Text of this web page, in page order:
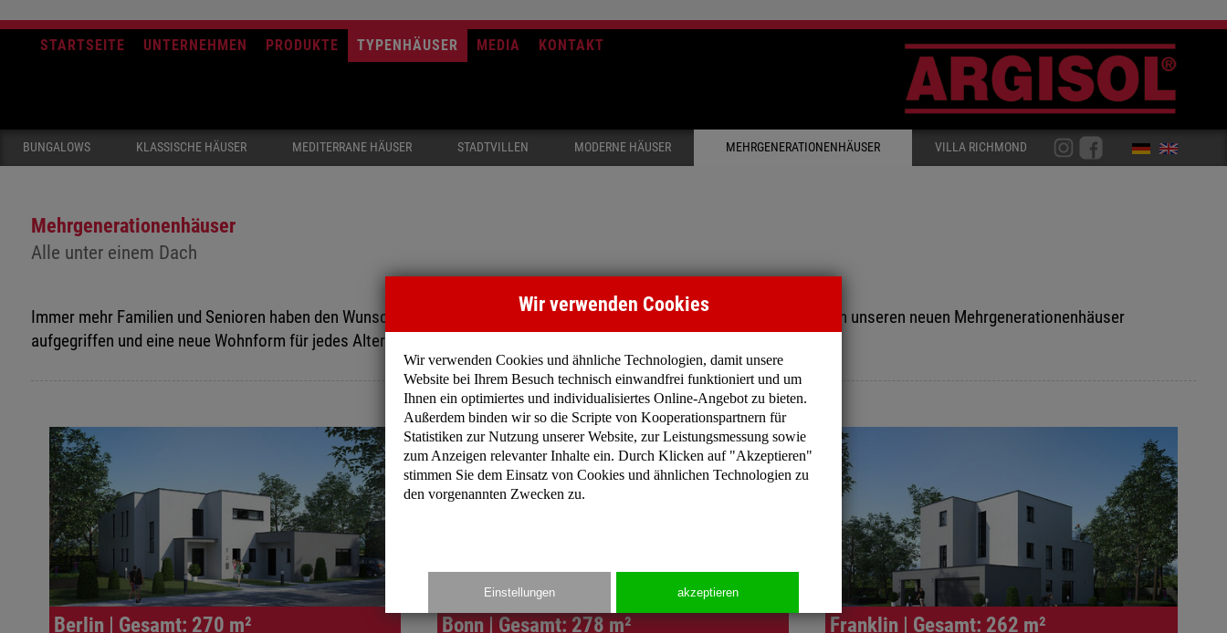
STARTSEITE UNTERNEHMEN PRODUKTE TYPENHÄUSER MEDIA KONTAKT
BUNGALOWS KLASSISCHE HÄUSER MEDITERRANE HÄUSER STADTVILLEN MODERNE HÄUSER MEHRGENERATIONENHÄUSER VILLA RICHMOND
Mehrgenerationenhäuser
Alle unter einem Dach
Immer mehr Familien und Senioren haben den Wunsch gemeinsam unter einem Dach zu leben. Das Bedürfnis haben wir in unseren neuen Mehrgenerationenhäuser
aufgegriffen und eine neue Wohnform für jedes Alter entwickelt.
Berlin | Gesamt: 270 m² Bonn | Gesamt: 278 m² Franklin | Gesamt: 262 m²
Wir verwenden Cookies
Wir verwenden Cookies und ähnliche Technologien, damit unsere
Website bei Ihrem Besuch technisch einwandfrei funktioniert und um
Ihnen ein optimiertes und individualisiertes Online-Angebot zu bieten.
Außerdem binden wir so die Scripte von Kooperationspartnern für
Statistiken zur Nutzung unserer Website, zur Leistungsmessung sowie
zum Anzeigen relevanter Inhalte ein. Durch Klicken auf "Akzeptieren"
stimmen Sie dem Einsatz von Cookies und ähnlichen Technologien zu
den vorgenannten Zwecken zu.
Einstellungen akzeptieren